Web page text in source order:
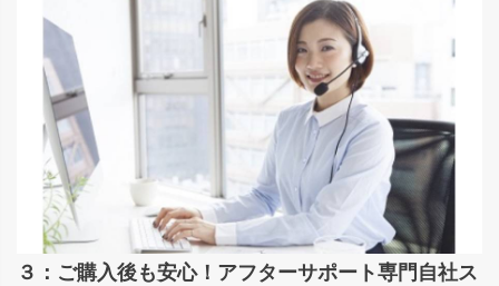
３：ご購入後も安心！アフターサポート専門自社ス